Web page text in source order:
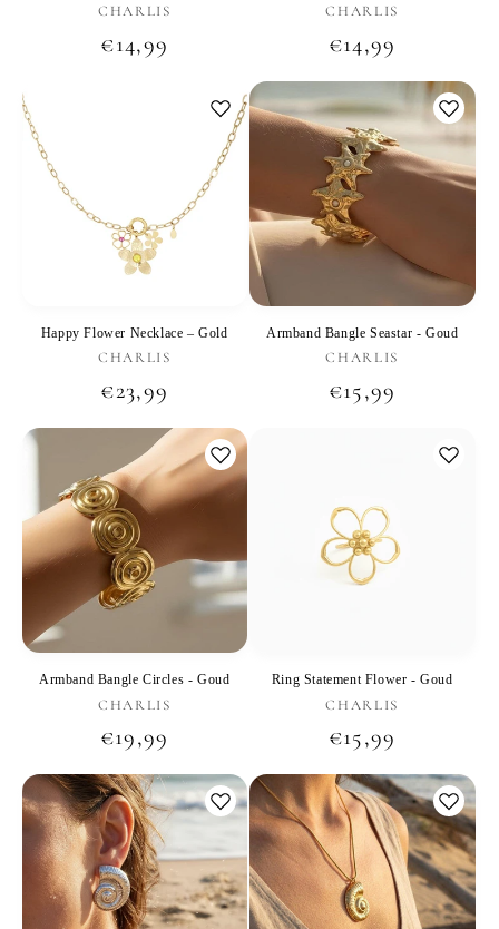
Verkoper:
CHARLIS
Normale
€14,99
Verkoper:
CHARLIS
Normale
prijs
€14,99
Happy Flower Necklace – Gold
Verkoper:
CHARLIS
Normale
prijs
€23,99
Armband Bangle Seastar - Goud
Verkoper:
CHARLIS
Normale
€15,99
Armband Bangle Circles - Goud
Verkoper:
CHARLIS
Normale
prijs
€19,99
Ring Statement Flower - Goud
Verkoper:
CHARLIS
Normale
prijs
€15,99